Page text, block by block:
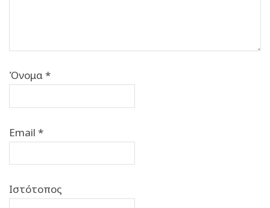
Όνομα*
Email *
Ιστότοπος